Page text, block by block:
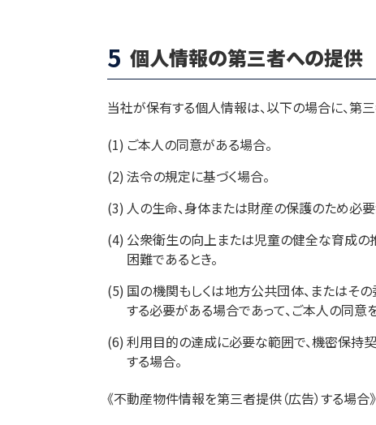
5 個人情報の第三者への提供
当社が保有する個人情報は、以下の場合に、第
(1) ご本人の同意がある場合。
(2)法令の規定に基づく場合。
(3) 人の生命、身体または財産の保護のため必
(4) 公衆衛生の向上または児童の健全な育成の
困難であるとき。
(5) 国の機関もしくは地方公共団体、またはそ
する必要がある場合であって、ご本人の同
(6)利用目的の達成に必要な範囲で、機密保持
する場合。
《不動産物件情報を第三者提供（広告）する場合》